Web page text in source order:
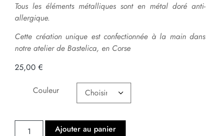
Tous les éléments métalliques sont en métal doré anti-
allergique.
Cette création unique est confectionnée à la main dans
notre atelier de Bastelica, en Corse
25,00 €
Couleur
Ajouter au panier